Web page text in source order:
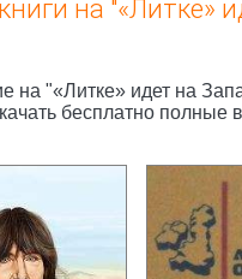
на "«Литке»
на "«Литке» идет на
бесплатно полные